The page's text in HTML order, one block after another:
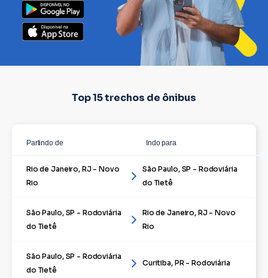
Top 15 trechos de ônibus
Partindo de Indo para
Rio de Janeiro, RJ - Novo
Rio
São Paulo, SP - Rodoviária
do Tietê
São Paulo, SP - Rodoviária
do Tietê
Rio de Janeiro, RJ - Novo
Rio
São Paulo, SP - Rodoviária
do Tietê
Curitiba, PR - Rodoviária